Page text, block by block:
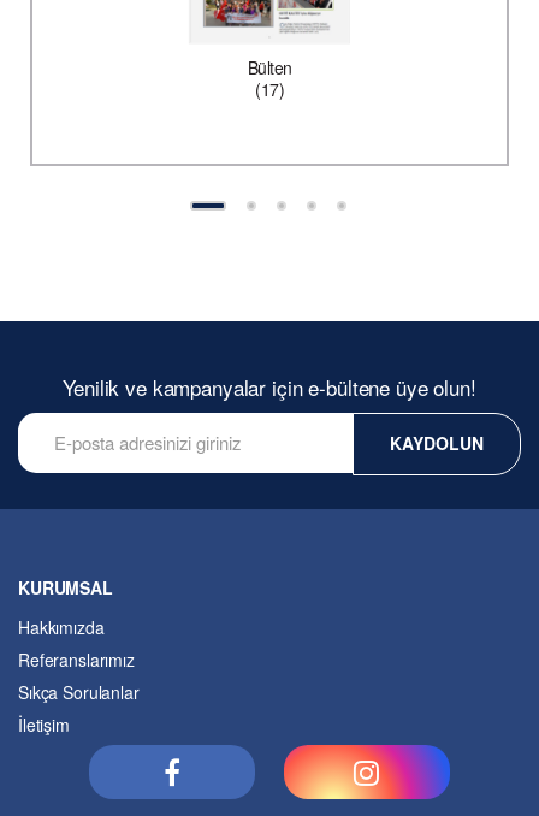
Bülten
(17)
Yenilik ve kampanyalar için e-bültene üye olun!
KAYDOLUN
KURUMSAL
Hakkımızda
Referanslarımız
Sıkça Sorulanlar
İletişim